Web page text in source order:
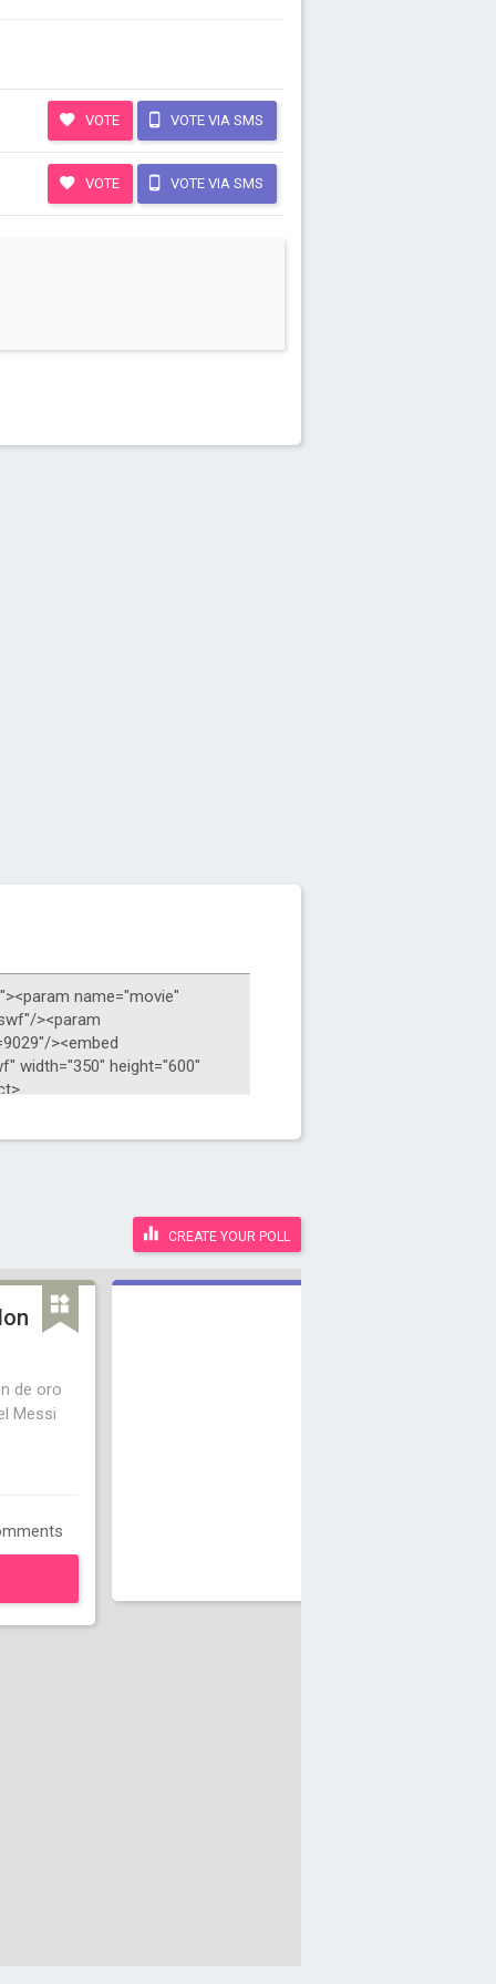
VOTE VOTE VIA SMS
VOTE VOTE VIA SMS
CREATE YOUR POLL
de oro
Messi